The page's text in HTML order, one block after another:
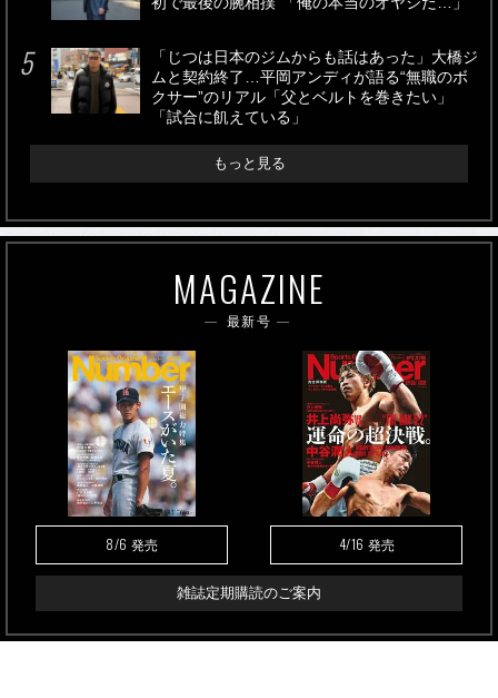
「じつは日本のジムからも話はあった」大橋ジ
ムと契約終了…平岡アンディが語る“無職のボ
クサー”のリアル「父とベルトを巻きたい」
「試合に飢えている」
もっと見る
MAGAZINE
最新号
8/6 発売 4/16 発売
雑誌定期購読のご案内